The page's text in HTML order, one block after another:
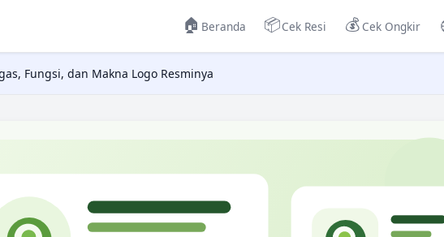
🏠 Beranda 📦Cek Resi 💰 Cek Ongkir
Fungsi, dan Makna Logo Resminya